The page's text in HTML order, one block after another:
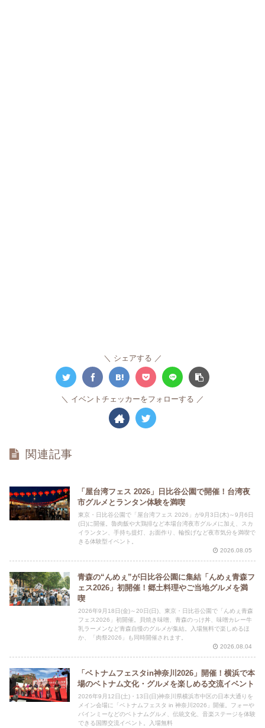
シェアする
イベントチェッカーをフォローする
関連記事
「屋台湾フェス 2026」日比谷公園で開催！台湾夜
市グルメとランタン体験を満喫
東京・日比谷公園で「屋台湾フェス 2026」が9月3日(木)～9月6日
(日)に開催。魯肉飯や大鶏排など本場台湾夜市グルメに加え、スカ
イランタン、手持ち提灯、お面作り、輪投げなど夜市気分を満喫で
きる体験型イベント。
2026.08.05
青森の“んめぇ”が日比谷公園に集結「んめぇ青森フ
ェス2026」初開催！郷土料理やご当地グルメを満
喫
2026年9月18日(金)～20日(日)、東京・日比谷公園で「んめぇ青森
フェス2026」初開催。貝焼き味噌、青森のっけ丼、味噌カレー牛
乳ラーメンなど青森自慢のグルメが集結。入場無料で楽しめるほ
か、「肉祭2026」も同時開催されます。
2026.08.04
「ベトナムフェスタin神奈川2026」開催！横浜で本
場のベトナム文化・グルメを楽しめる交流イベント
2026年9月12日(土)・13日(日)神奈川県横浜市中区の日本大通りを
メイン会場に「ベトナムフェスタ in 神奈川2026」開催。フォーや
バインミーなどのベトナムグルメ、伝統文化、音楽ステージを体験
できる国際交流イベント。入場無料